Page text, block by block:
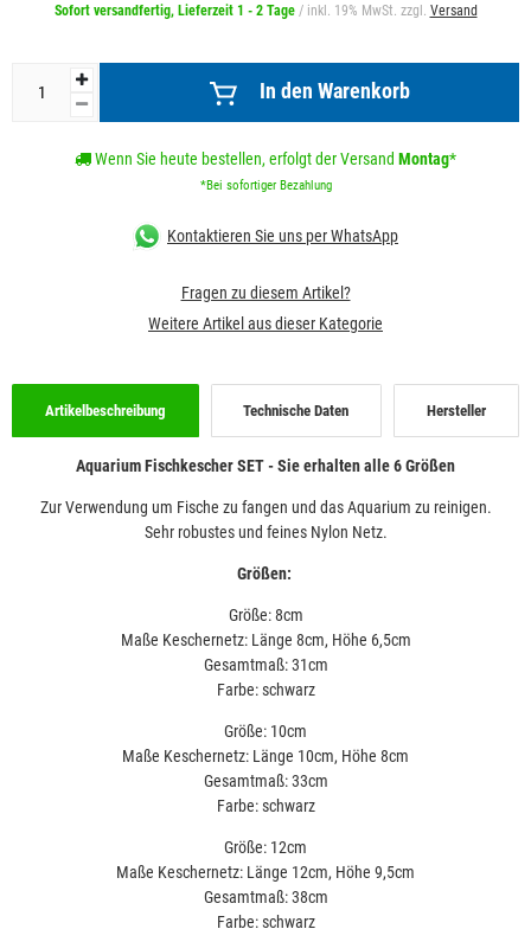
Sofort versandfertig, Lieferzeit 1 - 2 Tage / inkl. 19% MwSt. zzgl. Versand
In den Warenkorb
Wenn Sie heute bestellen, erfolgt der Versand Montag*
*Bei sofortiger Bezahlung
Kontaktieren Sie uns per WhatsApp
Fragen zu diesem Artikel?
Weitere Artikel aus dieser Kategorie
Artikelbeschreibung Technische Daten Hersteller
Aquarium Fischkescher SET - Sie erhalten alle 6 Größen
Zur Verwendung um Fische zu fangen und das Aquarium zu reinigen.
Sehr robustes und feines Nylon Netz.
Größen:
Größe: 8cm
Maße Keschernetz: Länge 8cm, Höhe 6,5cm
Gesamtmaß: 31cm
Farbe: schwarz
Größe: 10cm
Maße Keschernetz: Länge 10cm, Höhe 8cm
Gesamtmaß: 33cm
Farbe: schwarz
Größe: 12cm
Maße Keschernetz: Länge 12cm, Höhe 9,5cm
Gesamtmaß: 38cm
Farbe: schwarz